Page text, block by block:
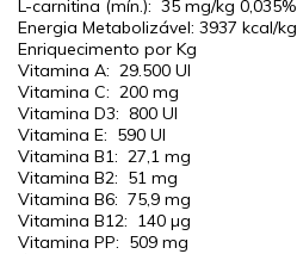
L-carnitina (mín.): 35 mg/kg 0,035%
Energia Metabolizável: 3937 kcal/kg
Enriquecimento por Kg
Vitamina A: 29.500 UI
Vitamina C: 200 mg
Vitamina D3: 800 UI
Vitamina E: 590 UI
Vitamina B1: 27,1 mg
Vitamina B2: 51 mg
Vitamina B6: 75,9 mg
Vitamina B12: 140 µg
Vitamina PP: 509 mg